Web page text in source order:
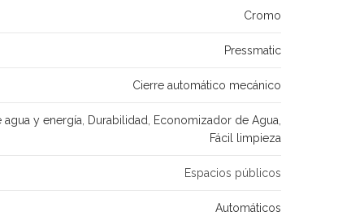
Cromo
Pressmatic
Cierre automático mecánico
y energía Durabilidad Economizador de Agua
Fácil limpieza
Espacios públicos
Automáticos